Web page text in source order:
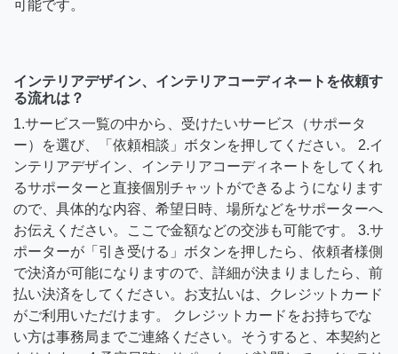
可能です。
インテリアデザイン、インテリアコーディネートを依頼す
る流れは？
1.サービス一覧の中から、受けたいサービス（サポータ
ー）を選び、「依頼相談」ボタンを押してください。 2.イ
ンテリアデザイン、インテリアコーディネートをしてくれ
るサポーターと直接個別チャットができるようになります
ので、具体的な内容、希望日時、場所などをサポーターへ
お伝えください。ここで金額などの交渉も可能です。 3.サ
ポーターが「引き受ける」ボタンを押したら、依頼者様側
で決済が可能になりますので、詳細が決まりましたら、前
払い決済をしてください。お支払いは、クレジットカード
がご利用いただけます。 クレジットカードをお持ちでな
い方は事務局までご連絡ください。そうすると、本契約と